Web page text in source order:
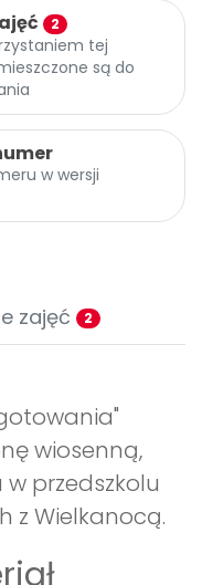
2
tej
są do
w wersji
zajęć 2
wiosenną,
przedszkolu
z Wielkanocą.